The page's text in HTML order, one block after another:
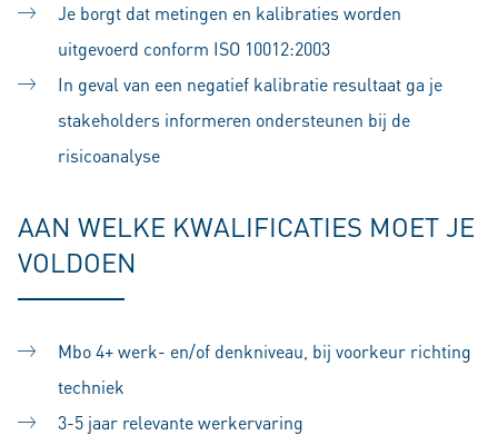
Je borgt dat metingen en kalibraties worden
uitgevoerd conform ISO 10012:2003
In geval van een negatief kalibratie resultaat ga je
stakeholders informeren ondersteunen bij de
risicoanalyse
AAN WELKE KWALIFICATIES MOET JE
VOLDOEN
Mbo 4+ werk- en/of denkniveau, bij voorkeur richting
techniek
3-5 jaar relevante werkervaring